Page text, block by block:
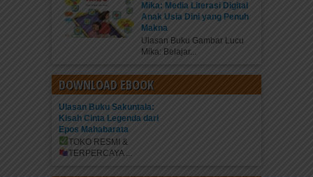
Mika: Media Literasi Digital
Anak Usia Dini yang Penuh
Makna
Ulasan Buku Gambar Lucu
Mika: Belajar...
DOWNLOAD EBOOK
Ulasan Buku Sakuntala:
Kisah Cinta Legenda dari
Epos Mahabarata
TOKO RESMI &
TERPERCAYA ...